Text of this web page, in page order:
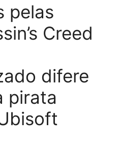
pelas
Creed
difere
pirata